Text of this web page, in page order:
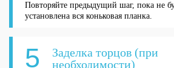
Повторяйте предыдущий шаг, пока не
установлена вся коньковая планка.
5
Заделка торцов (при
необходимости)